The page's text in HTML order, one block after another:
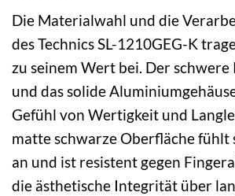
Die Materialwahl und die
des Technics SL-1210GEG-K
zu seinem Wert bei. Der
und das solide
Gefühl von Wertigkeit und
matte schwarze Oberfläche fühlt
an und ist resistent gegen
die ästhetische Integrität über